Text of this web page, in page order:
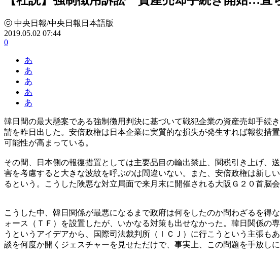
ⓒ 中央日報/中央日報日本語版
2019.05.02 07:44
0
あ
あ
あ
あ
あ
韓日間の最大懸案である強制徴用判決に基づいて戦犯企業の資産売却手続
請を昨日出した。安倍政権は日本企業に実質的な損失が発生すれば報復措
可能性が高まっている。
その間、日本側の報復措置としては主要品目の輸出禁止、関税引き上げ、
害を考慮すると大きな波紋を呼ぶのは間違いない。また、安倍政権は新し
るという。こうした険悪な対立局面で来月末に開催される大阪Ｇ２０首脳
こうした中、韓日関係が最悪になるまで政府は何をしたのか問わざるを得
ォース（ＴＦ）を設置したが、いかなる対策も出せなかった。韓日関係
うというアイデアから、国際司法裁判所（ＩＣＪ）に行こうという主張
談を何度か開くジェスチャーを見せただけで、事実上、この問題を手放し